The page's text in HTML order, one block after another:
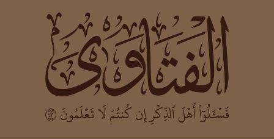
العالم
بن باز
بن العثيمين
طريقة البحث
ذكي